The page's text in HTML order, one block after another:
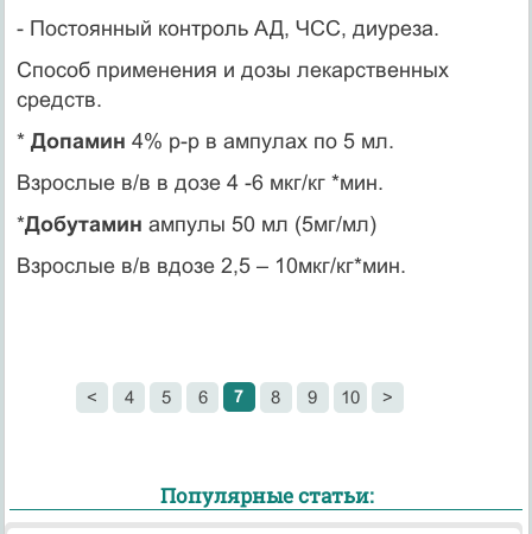
- Постоянный контроль АД, ЧСС, диуреза.
Способ применения и дозы лекарственных
средств.
* Допамин 4% р-р в ампулах по 5 мл.
Взрослые в/в в дозе 4 -6 мкг/кг *мин.
*Добутамин ампулы 50 мл (5мг/мл)
Взрослые в/в вдозе 2,5 – 10мкг/кг*мин.
< 4 5 6 7 8 9 10 >
Популярные статьи: